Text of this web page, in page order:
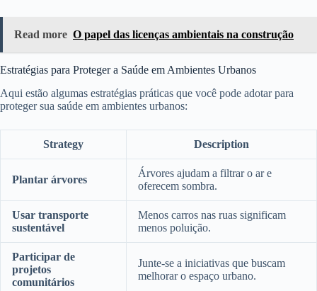
Read more O papel das licenças ambientais na construção
Estratégias para Proteger a Saúde em Ambientes Urbanos
Aqui estão algumas estratégias práticas que você pode adotar para
proteger sua saúde em ambientes urbanos:
Strategy Description
Plantar árvores
Árvores ajudam a filtrar o ar e
oferecem sombra.
Usar transporte
sustentável
Menos carros nas ruas significam
menos poluição.
Participar de
projetos
comunitários
Junte-se a iniciativas que buscam
melhorar o espaço urbano.